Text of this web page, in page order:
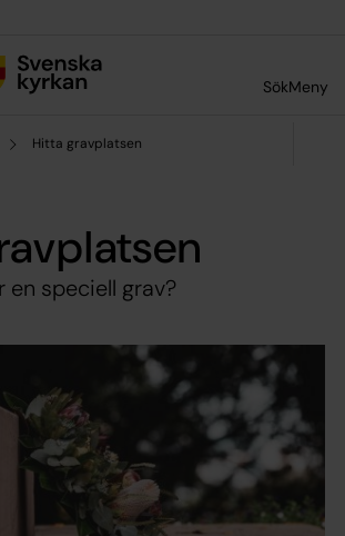
SökMeny
Hitta gravplatsen
speciell grav?